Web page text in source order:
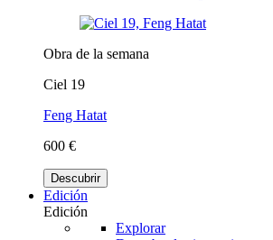
Obra de la semana
Ciel 19
Feng Hatat
600 €
Descubrir
Edición
Edición
Explorar